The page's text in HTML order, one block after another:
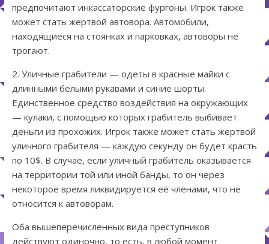
предпочитают инкассаторские фургоны. Игрок также
может стать жертвой автовора. Автомобили,
находящиеся на стоянках и парковках, автоворы не
трогают.
2. Уличные грабители — одеты в красные майки с
длинными белыми рукавами и синие шорты.
Единственное средство воздействия на окружающих
— кулаки, с помощью которых грабитель выбивает
деньги из прохожих. Игрок также может стать жертвой
уличного грабителя — каждую секунду он будет красть
по 10$. В случае, если уличный грабитель оказывается
на территории той или иной банды, то он через
некоторое время ликвидируется её членами, что не
относится к автоворам.
Оба вышеперечисленных вида преступников
действуют одиночно, то есть, в любой момент